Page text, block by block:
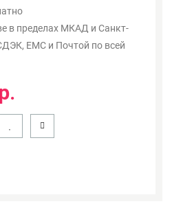
в пределах МКАД и Санкт-
ЕМС и Почтой по всей